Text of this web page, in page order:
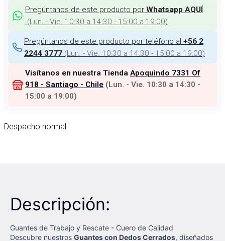
Pregúntanos de este producto por Whatsapp AQUÍ
(Lun. - Vie. 10:30 a 14:30 - 15:00 a 19:00)
Pregúntanos de este producto por teléfono al +56 2
2244 3777 (Lun. - Vie. 10:30 a 14:30 - 15:00 a 19:00)
Visítanos en nuestra Tienda Apoquindo 7331 Of
918 - Santiago - Chile (Lun. - Vie. 10:30 a 14:30 -
15:00 a 19:00)
Despacho normal
Descripción:
Guantes de Trabajo y Rescate - Cuero de Calidad
Descubre nuestros Guantes con Dedos Cerrados, diseñados